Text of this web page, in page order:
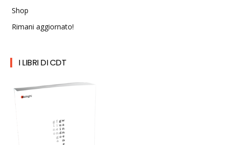
Shop
Rimani aggiornato!
I LIBRI DI CDT